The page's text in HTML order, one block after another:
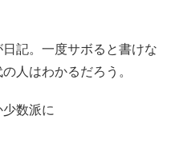
記。一度サボると書けな
人はわかるだろう。
数派に